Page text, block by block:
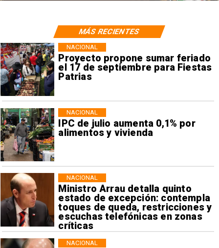
Proyecto propone sumar feriado
el 17 de septiembre para Fiestas
Patrias
NACIONAL
IPC de julio aumenta 0,1% por
alimentos y vivienda
NACIONAL
Ministro Arrau detalla quinto
estado de excepción: contempla
toques de queda, restricciones y
escuchas telefónicas en zonas
críticas
NACIONAL
NACIONAL
MÁS RECIENTES